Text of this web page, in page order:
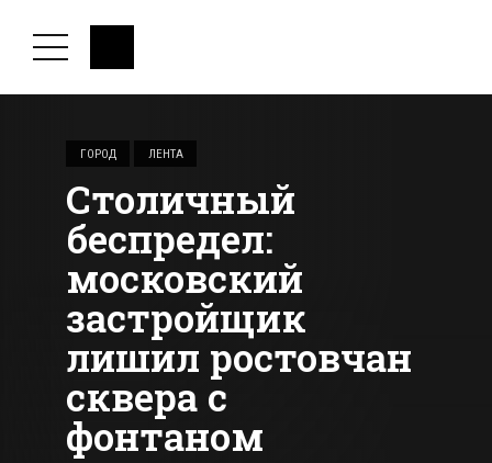
ГОРОД ЛЕНТА
Столичный
беспредел:
московский
застройщик
лишил ростовчан
сквера с
фонтаном